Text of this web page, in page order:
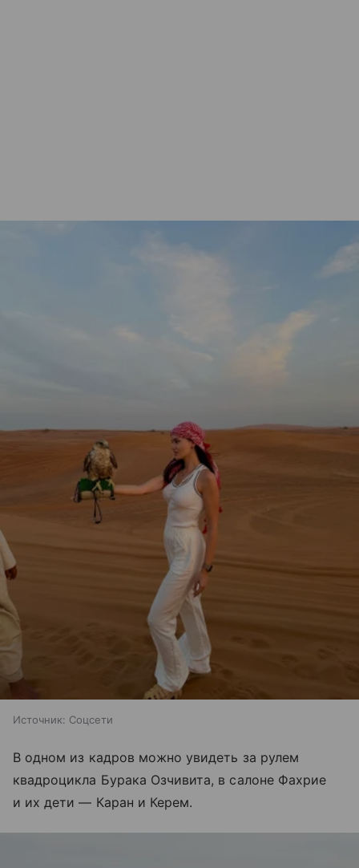
Источник: Соцсети
В одном из кадров можно увидеть за рулем
квадроцикла Бурака Озчивита, в салоне Фахрие
и их дети — Каран и Керем.